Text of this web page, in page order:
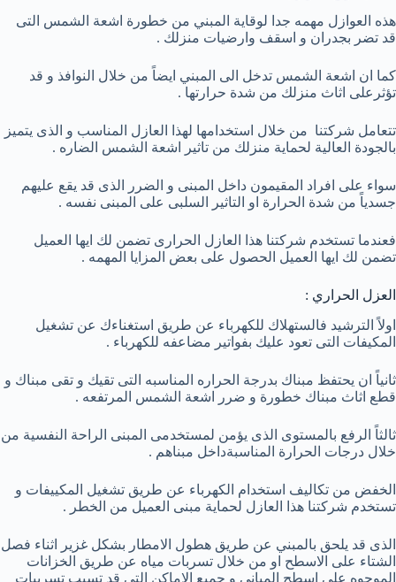
هذه العوازل مهمه جدا لوقاية المبني من خطورة اشعة الشمس التى
قد تضر بجدران و اسقف وارضيات منزلك .
كما ان اشعة الشمس تدخل الى المبني ايضاً من خلال النوافذ و قد
تؤثرعلى اثاث منزلك من شدة حرارتها .
تتعامل شركتنا من خلال استخدامها لهذا العازل المناسب و الذى يتميز
بالجودة العالية لحماية منزلك من تاثير اشعة الشمس الضاره .
سواء على افراد المقيمون داخل المبنى و الضرر الذى قد يقع عليهم
جسدياً من شدة الحرارة او التاثير السلبى على المبنى نفسه .
فعندما تستخدم شركتنا هذا العازل الحرارى تضمن لك ايها العميل
تضمن لك ايها العميل الحصول على بعض المزايا المهمه .
العزل الحراري :
اولاً الترشيد فالستهلاك للكهرباء عن طريق استغناءك عن تشغيل
المكيفات التى تعود عليك بفواتير مضاعفه للكهرباء .
ثانياً ان يحتفظ مبناك بدرجة الحراره المناسبه التى تقيك و تقى مبناك و
قطع اثاث مبناك خطورة و ضرر اشعة الشمس المرتفعه .
ثالثاً الرفع بالمستوى الذى يؤمن لمستخدمى المبنى الراحة النفسية من
خلال درجات الحرارة المناسبةداخل مبناهم .
الخفض من تكاليف استخدام الكهرباء عن طريق تشغيل المكييفات و
تستخدم شركتنا هذا العازل لحماية مبنى العميل من الخطر .
الذى قد يلحق بالمبني عن طريق هطول الامطار بشكل غزير اثناء فصل
الشتاء على الاسطح او من خلال تسربات مياه عن طريق الخزانات
الموجوه على اسطح المبانى و جميع الاماكن التى قد تسبب تسريبات